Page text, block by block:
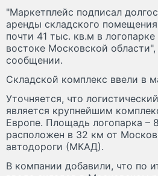
"Маркетплейс подписал
аренды складского
почти 41 тыс. кв.м в
востоке Московской
сообщении.
Складской комплекс ввели в
Уточняется, что
является крупнейшим
Европе. Площадь логопарка –
расположен в 32 км от
автодороги (МКАД).
В компании добавили, что по